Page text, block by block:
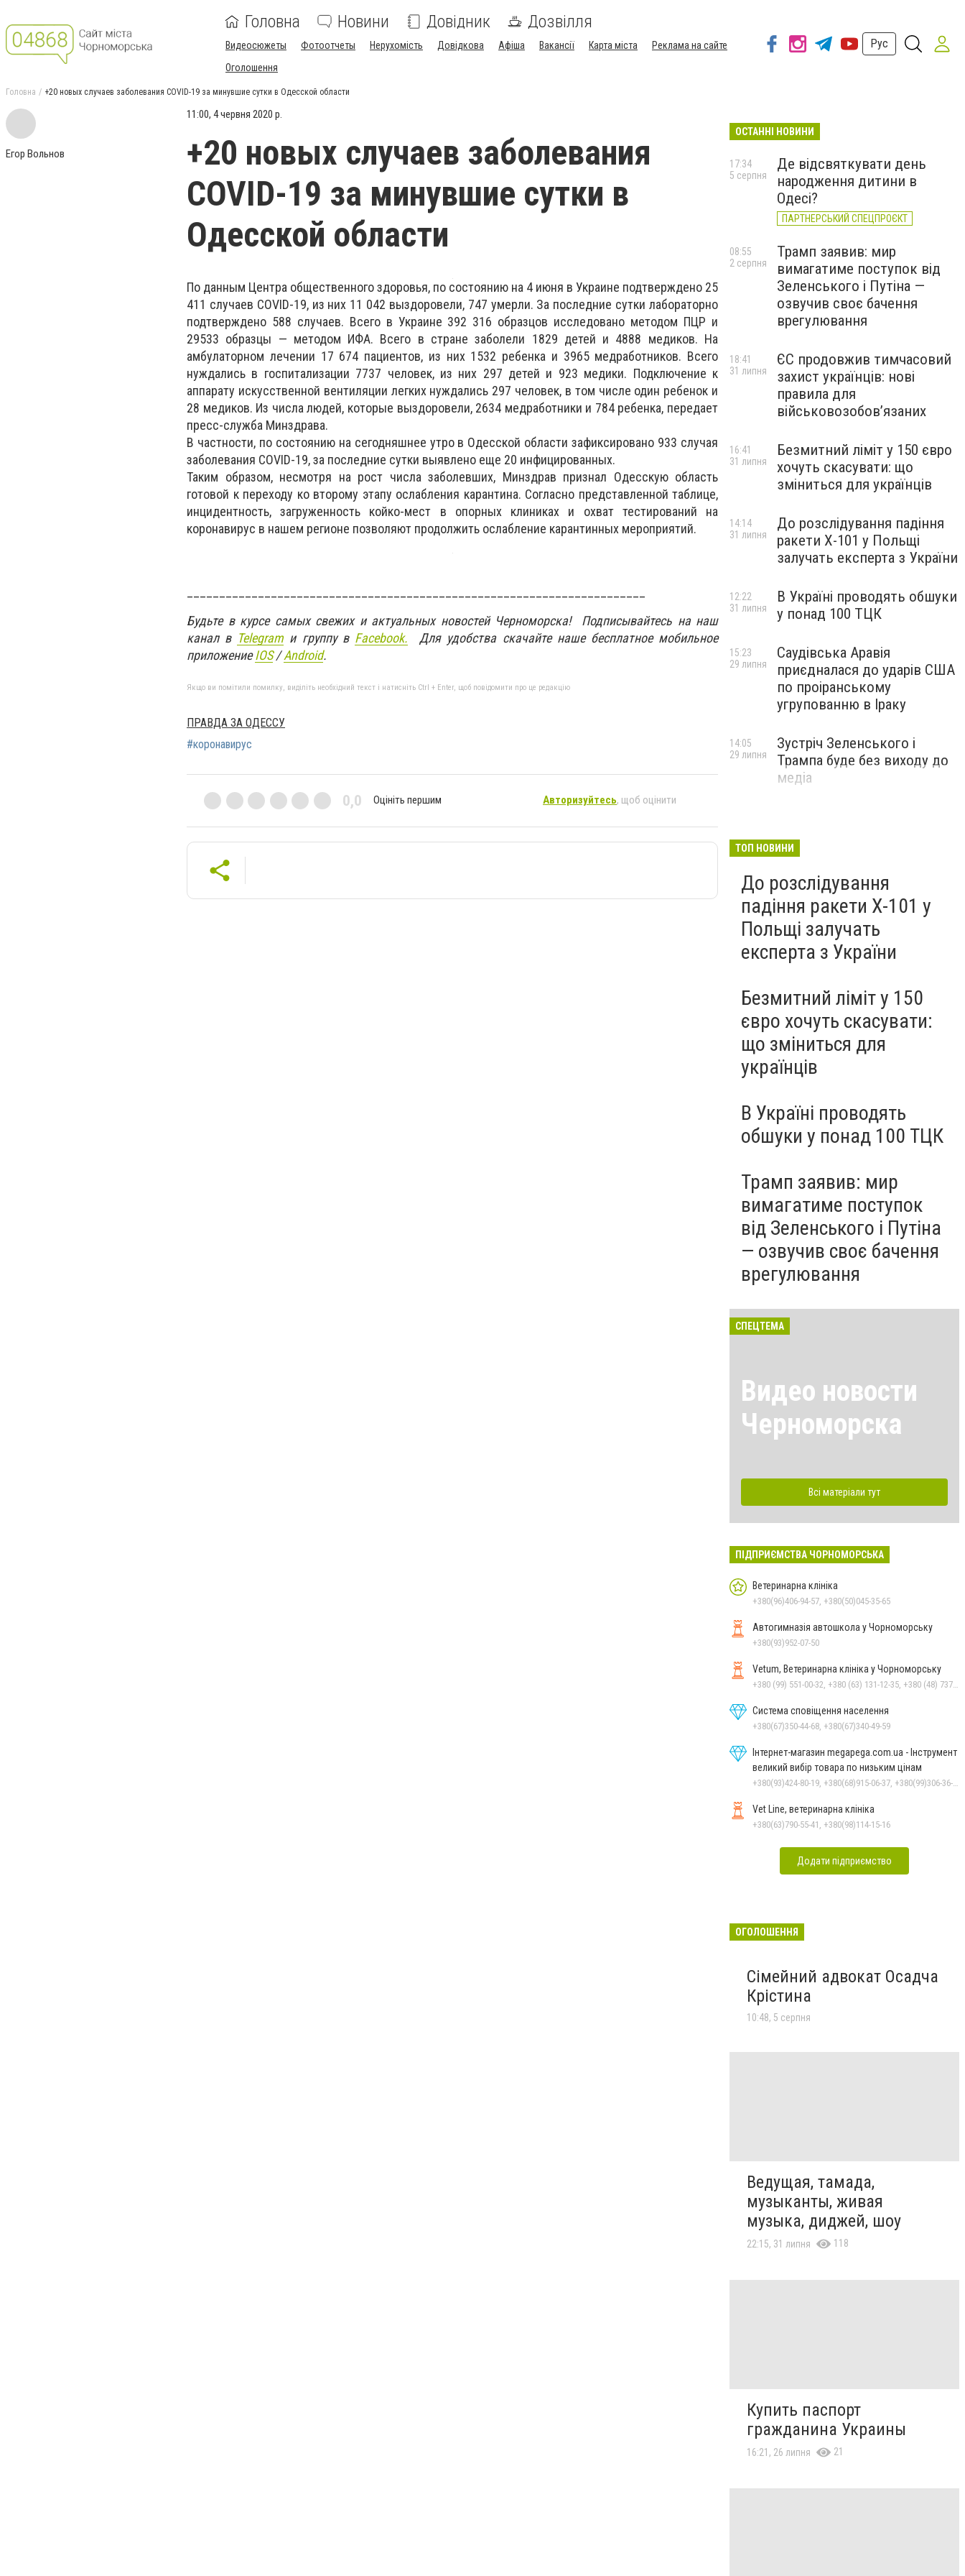
Головна Новини Довідник Дозвілля
Видеосюжеты Фотоотчеты Нерухомість Довідкова Афіша Вакансії Карта міста
Реклама на сайте
Оголошення
Рус
Головна +20 новых случаев заболевания COVID-19 за минувшие сутки в Одесской области
Егор Вольнов
11:00, 4 червня 2020 р.
+20 новых случаев заболевания
COVID-19 за минувшие сутки в
Одесской области
По данным Центра общественного здоровья, по состоянию на 4 июня в Украине подтверждено 25
411 случаев COVID-19, из них 11 042 выздоровели, 747 умерли. За последние сутки лабораторно
подтверждено 588 случаев. Всего в Украине 392 316 образцов исследовано методом ПЦР и
29533 образцы — методом ИФА. Всего в стране заболели 1829 детей и 4888 медиков. На
амбулаторном лечении 17 674 пациентов, из них 1532 ребенка и 3965 медработников. Всего
нуждались в госпитализации 7737 человек, из них 297 детей и 923 медики. Подключение к
аппарату искусственной вентиляции легких нуждались 297 человек, в том числе один ребенок и
28 медиков. Из числа людей, которые выздоровели, 2634 медработники и 784 ребенка, передает
пресс-служба Минздрава.
В частности, по состоянию на сегодняшнее утро в Одесской области зафиксировано 933 случая
заболевания COVID-19, за последние сутки выявлено еще 20 инфицированных.
Таким образом, несмотря на рост числа заболевших, Минздрав признал Одесскую область
готовой к переходу ко второму этапу ослабления карантина. Согласно представленной таблице,
инцидентность, загруженность койко-мест в опорных клиниках и охват тестирований на
коронавирус в нашем регионе позволяют продолжить ослабление карантинных мероприятий.
Будьте в курсе самых свежих и актуальных новостей Черноморска! Подписывайтесь на наш
канал в Telegram и группу в Facebook. Для удобства скачайте наше бесплатное мобильное
приложениеIOS/Android.
Якщо ви помітили помилку, виділіть необхідний текст і натисніть Ctrl + Enter, щоб повідомити про це редакцію
ПРАВДА ЗА ОДЕССУ
#коронавирус
0,0 Оцініть першим Авторизуйтесь, щоб оцінити
ОСТАННІ НОВИНИ
Де відсвяткувати день
народження дитини в
Одесі?
ПАРТНЕРСЬКИЙ СПЕЦПРОЄКТ
17:34
5 серпня
Трамп заявив: мир
вимагатиме поступок від
Зеленського і Путіна —
озвучив своє бачення
врегулювання
08:55
2 серпня
ЄС продовжив тимчасовий
захист українців: нові
правила для
військовозобов’язаних
18:41
31 липня
Безмитний ліміт у 150 євро
хочуть скасувати: що
зміниться для українців
16:41
31 липня
До розслідування падіння
ракети Х-101 у Польщі
залучать експерта з України
14:14
31 липня
В Україні проводять обшуки
у понад 100 ТЦК
12:22
31 липня
Саудівська Аравія
приєдналася до ударів США
по проіранському
угрупованню в Іраку
15:23
29 липня
Зустріч Зеленського і
Трампа буде без виходу до
медіа
14:05
29 липня
ТОП НОВИНИ
До розслідування
падіння ракети Х-101 у
Польщі залучать
експерта з України
Безмитний ліміт у 150
євро хочуть скасувати:
що зміниться для
українців
В Україні проводять
обшуки у понад 100 ТЦК
Трамп заявив: мир
вимагатиме поступок
від Зеленського і Путіна
— озвучив своє бачення
врегулювання
СПЕЦТЕМА
Видео новости
Черноморска
Всі матеріали тут
ПІДПРИЄМСТВА ЧОРНОМОРСЬКА
Ветеринарна клініка
+380(96)406-94-57, +380(50)045-35-65
Автогимназія автошкола у Чорноморську
+380(93)952-07-50
Vetum, Ветеринарна клініка у Чорноморську
Система сповіщення населення
+380(67)350-44-68, +380(67)340-49-59
Інтернет-магазин megapega.com.ua - Інструмент
великий вибір товара по низьким цінам
Vet Line, ветеринарна клініка
+380(63)790-55-41, +380(98)114-15-16
Додати підприємство
ОГОЛОШЕННЯ
Сімейний адвокат Осадча
Крістина
10:48, 5 серпня
Ведущая, тамада,
музыканты, живая
музыка, диджей, шоу
22:15, 31 липня 118
Купить паспорт
гражданина Украины
16:21, 26 липня 21